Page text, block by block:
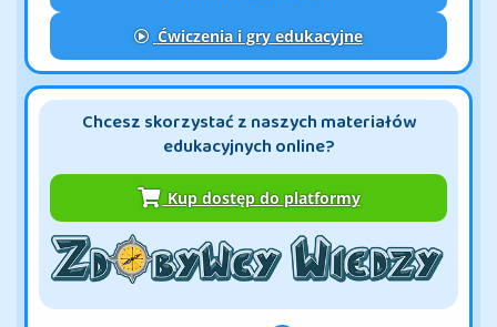
Ćwiczenia i gry edukacyjne
Chcesz skorzystać z naszych materiałów
edukacyjnych online?
Kup dostęp do platformy